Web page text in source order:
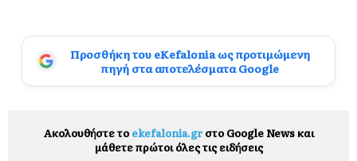
Προσθήκη του eKefalonia ως προτιμώμενη
πηγή στα αποτελέσματα Google
Ακολουθήστε το ekefalonia.grστο Google News και
μάθετε πρώτοι όλες τις ειδήσεις